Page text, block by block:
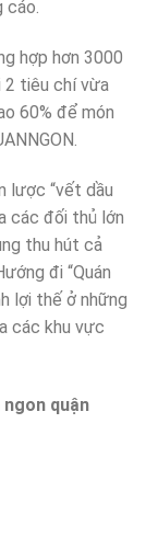
cáo.
hợp hơn 3000
2 tiêu chí vừa
60% để món
lược “vết dầu
các đối thủ lớn
thu hút cả
đi “Quán
lợi thế ở những
các khu vực
ngon quận